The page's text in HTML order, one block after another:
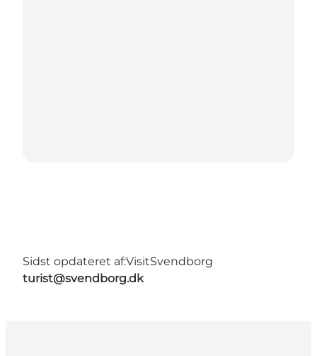
Sidst opdateret af:VisitSvendborg
turist@svendborg.dk